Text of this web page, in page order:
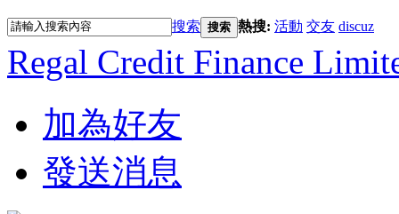
搜索 搜索 熱搜: 活動 交友 discuz
Regal Credit Finance
加為好友
發送消息